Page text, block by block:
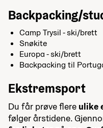
Backpacking/
Camp Trysil - ski/brett
Snøkite
Europa - ski/brett
Backpacking til
Ekstremsport
Du får prøve flere ulike
følger årstidene.